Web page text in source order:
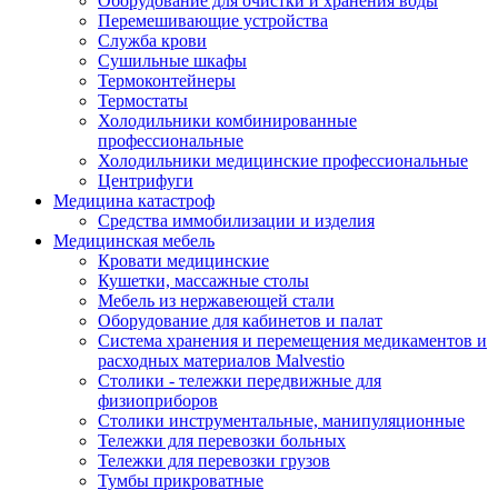
Перемешивающие устройства
Служба крови
Сушильные шкафы
Термоконтейнеры
Термостаты
Холодильники комбинированные
профессиональные
Холодильники медицинские профессиональные
Центрифуги
Медицина катастроф
Средства иммобилизации и изделия
Медицинская мебель
Кровати медицинские
Кушетки, массажные столы
Мебель из нержавеющей стали
Оборудование для кабинетов и палат
Система хранения и перемещения медикаментов и
расходных материалов Malvestio
Столики - тележки передвижные для
физиоприборов
Столики инструментальные, манипуляционные
Тележки для перевозки больных
Тележки для перевозки грузов
Тумбы прикроватные